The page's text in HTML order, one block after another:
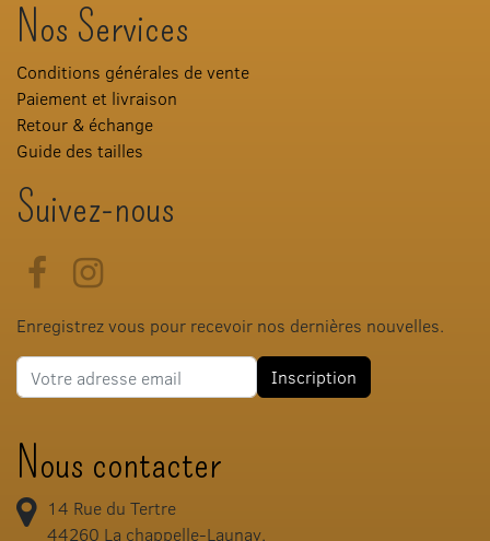
Nos Services
Conditions générales de vente
Paiement et livraison
Retour & échange
Guide des tailles
Suivez-nous
FacebookInstagram
Enregistrez vous pour recevoir nos dernières nouvelles.
Adresse e-mail
Inscription
Nous contacter
14 Rue du Tertre
44260 La chappelle-Launay,